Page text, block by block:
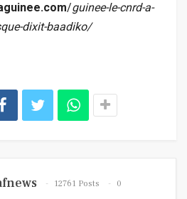
/guinee-le-cnrd-a-
dixit-baadiko/
12761 Posts
0